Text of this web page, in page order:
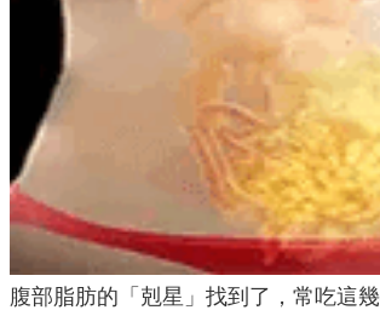
腹部脂肪的「剋星」找到了，常吃這